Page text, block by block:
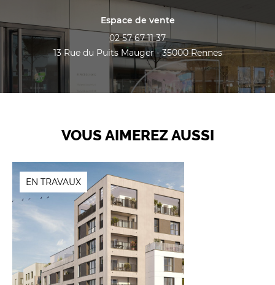
Espace de vente
02 57 67 11 37
13 Rue du Puits Mauger - 35000 Rennes
VOUS AIMEREZ AUSSI
EN TRAVAUX